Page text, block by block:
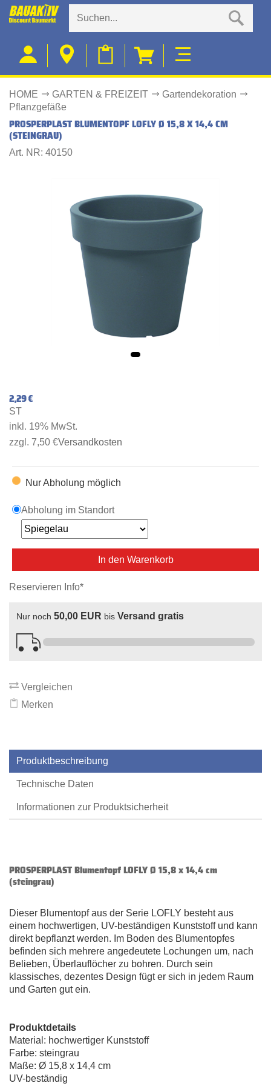
HOME GARTEN & FREIZEIT
Gartendekoration
Pflanzgefäße
PROSPERPLAST BLUMENTOPF LOFLY Ø 15,8 X 14,4 CM
(STEINGRAU)
Art. NR: 40150
2,29 €
ST
inkl. 19% MwSt.
zzgl. 7,50 €Versandkosten
Nur Abholung möglich
Abholung im Standort
In den Warenkorb
Reservieren Info*
Nur noch 50,00 EUR bis Versand gratis
Vergleichen
Merken
Produktbeschreibung
Technische Daten
Informationen zur Produktsicherheit
PROSPERPLAST Blumentopf LOFLY Ø 15,8 x 14,4 cm
(steingrau)
Dieser Blumentopf aus der Serie LOFLY besteht aus
einem hochwertigen, UV-beständigen Kunststoff und kann
direkt bepflanzt werden. Im Boden des Blumentopfes
befinden sich mehrere angedeutete Lochungen um, nach
Belieben, Überlauflöcher zu bohren. Durch sein
klassisches, dezentes Design fügt er sich in jedem Raum
und Garten gut ein.
Produktdetails
Material: hochwertiger Kunststoff
Farbe: steingrau
Maße: Ø 15,8 x 14,4 cm
UV-beständig